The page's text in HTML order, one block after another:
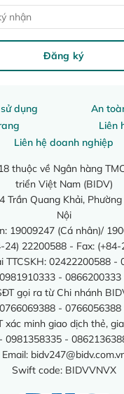
dụng
An
Liên
Liên hệ doanh nghiệp
thuộc về Ngân hàng
triển Việt Nam (BIDV)
Trần Quang Khải,
Nội
19009247 (Cá nhân)/
24) 22200588 - Fax:
TTCSKH: 02422200588 -
-
gọi ra từ Chi nhánh
-
xác minh giao dịch thẻ,
0981358335 -
Email:
Swift code: BIDVVNVX
nhận
Đăng ký